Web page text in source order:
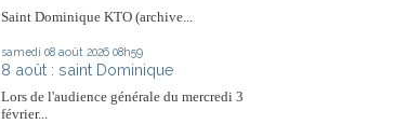
Saint Dominique KTO (archive...
samedi 08 août 2026 08h59
8 août : saint Dominique
Lors de l'audience générale du mercredi 3
février...